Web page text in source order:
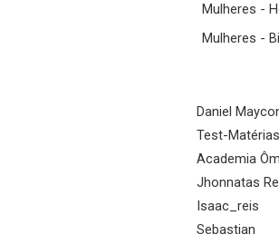
Mulheres -
Mulheres -
Daniel
Test-Matérias
Academia
Jhonnatas
Isaac_reis
Sebastian